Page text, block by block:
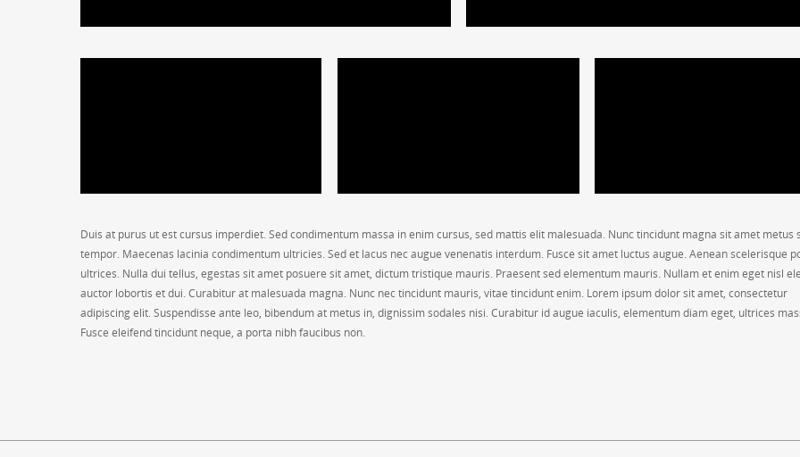
Duis at purus ut est cursus imperdiet. Sed condimentum massa in enim cursus, sed mattis elit malesuada. Nunc tincidunt magna sit amet metus
tempor. Maecenas lacinia condimentum ultricies. Sed et lacus nec augue venenatis interdum. Fusce sit amet luctus augue. Aenean scelerisque
ultrices. Nulla dui tellus, egestas sit amet posuere sit amet, dictum tristique mauris. Praesent sed elementum mauris. Nullam et enim eget nisl
auctor lobortis et dui. Curabitur at malesuada magna. Nunc nec tincidunt mauris, vitae tincidunt enim. Lorem ipsum dolor sit amet, consectetur
adipiscing elit. Suspendisse ante leo, bibendum at metus in, dignissim sodales nisi. Curabitur id augue iaculis, elementum diam eget, ultrices
Fusce eleifend tincidunt neque, a porta nibh faucibus non.